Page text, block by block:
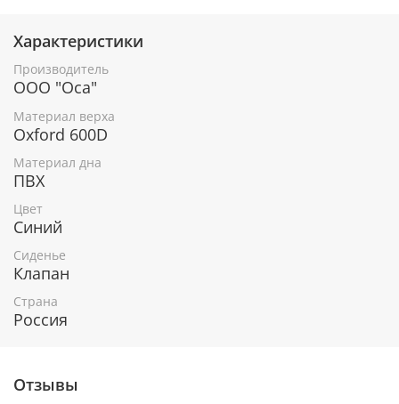
Характеристики
Производитель
ООО "Оса"
Материал верха
Oxford 600D
Материал дна
ПВХ
Цвет
Синий
Сиденье
Клапан
Страна
Россия
Отзывы